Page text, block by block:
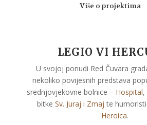
Više o projektima
LEGIO VI
U svojoj ponudi Red Čuvara
nekoliko povijesnih predstava
srednjovjekovne bolnice – Hospital,
bitke Sv. Juraj i Zmaj te
Heroica.